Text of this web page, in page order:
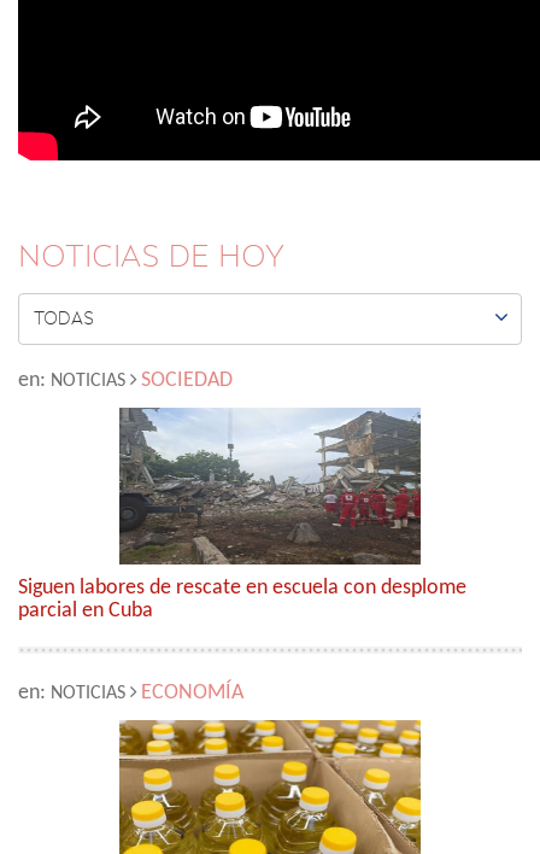
NOTICIAS DE HOY
TODAS 
en: NOTICIAS SOCIEDAD
Siguen labores de rescate en escuela con desplome
parcial en Cuba
en: NOTICIAS ECONOMÍA